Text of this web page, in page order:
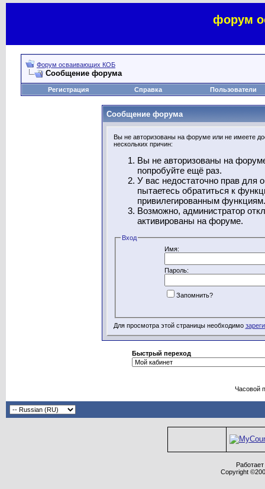
форум
Форум осваивающих КОБ
Сообщение форума
Регистрация Справка Пользователи
Сообщение форума
Вы не авторизованы на форуме или не имеете
нескольких причин:
Вы не авторизованы на
попробуйте ещё раз.
У вас недостаточно прав для
пытаетесь обратиться к
привилегированным функциям.
Возможно, администратор
активированы на форуме.
Вход
Имя:
Пароль:
Запомнить?
Для просмотра этой страницы необходимо
Быстрый переход
Часовой
Copyright